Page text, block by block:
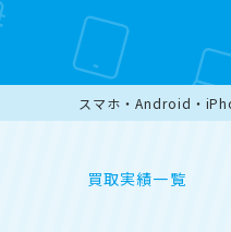
スマホ・Android・
買取実績一覧